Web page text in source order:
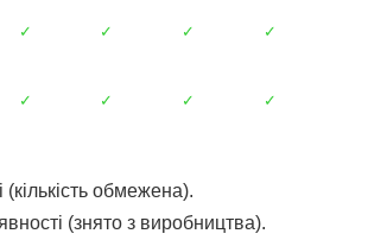
✓ ✓ ✓ ✓
✓ ✓ ✓ ✓
обмежена).
(знято з виробництва).